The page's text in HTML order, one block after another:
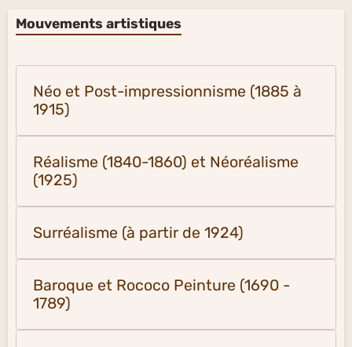
Mouvements artistiques
Néo et Post-impressionnisme (1885 à
1915)
Réalisme (1840-1860) et Néoréalisme
(1925)
Surréalisme (à partir de 1924)
Baroque et Rococo Peinture (1690 -
1789)